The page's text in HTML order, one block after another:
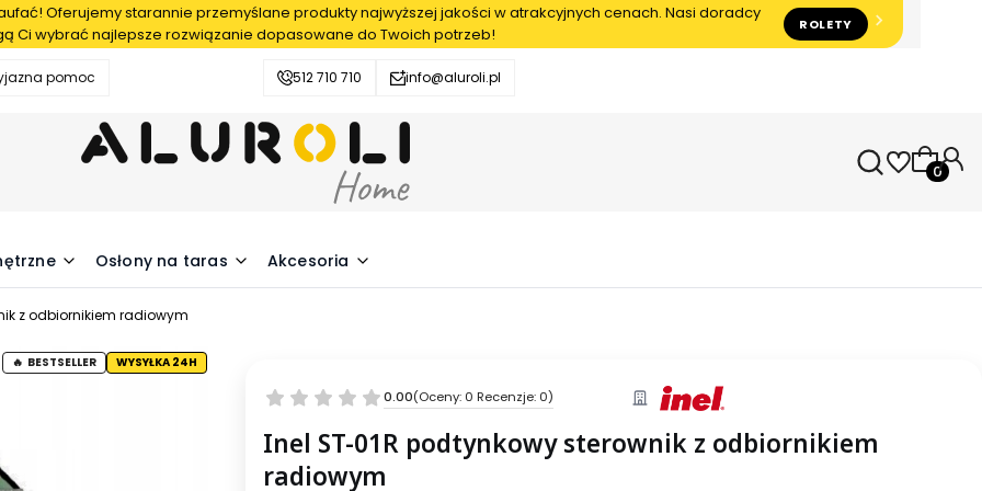
Oferujemy starannie przemyślane produkty najwyższej jakości w atrakcyjnych cenach. Nasi doradcy
Ci wybrać najlepsze rozwiązanie dopasowane do Twoich potrzeb!
ROLETY
pomoc 512 710 710 info@aluroli.pl
Osłony na taras Akcesoria
z odbiornikiem radiowym
BESTSELLER WYSYŁKA 24H
0.00(Oceny: 0 Recenzje: 0)
Inel ST-01R podtynkowy sterownik z odbiornikiem
radiowym